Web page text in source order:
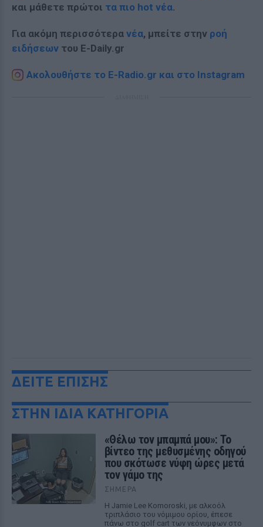
και μάθετε πρώτοι τα πιο hot νέα.
Για ακόμη περισσότερα νέα, μπείτε στην ροή
ειδήσεων του E-Daily.gr
Ακολουθήστε το E-Radio.gr και στο Instagram
ΔΕΙΤΕ ΕΠΙΣΗΣ
ΣΤΗΝ ΙΔΙΑ ΚΑΤΗΓΟΡΙΑ
«Θέλω τον μπαμπά μου»: Το
βίντεο της μεθυσμένης οδηγού
που σκότωσε νύφη ώρες μετά
τον γάμο της
ΣΉΜΕΡΑ
Η Jamie Lee Komoroski, με αλκοόλ
τριπλάσιο του νόμιμου ορίου, έπεσε
πάνω στο golf cart των νεόνυμφων στο